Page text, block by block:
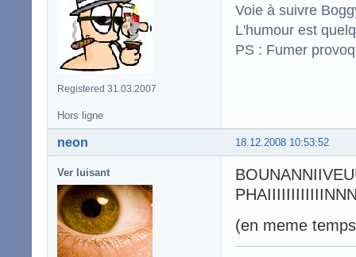
Registered 31.03.2007
Voie à suivre
L'humour est
PS : Fumer
Hors ligne
18.12.2008 10:53:52
neon
Ver luisant
(en meme